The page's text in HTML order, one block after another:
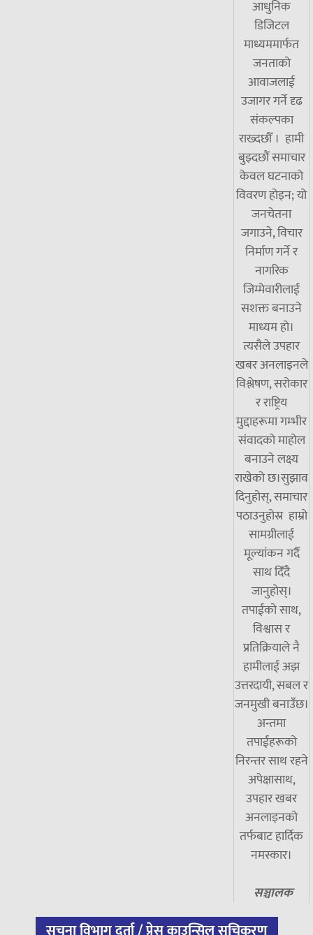
आधुनिक
डिजिटल
माध्यममार्फत
जनताको
आवाजलाई
उजागर गर्ने दृढ
संकल्पका
राख्दछौँ । हामी
बुझ्दछौं समाचार
केवल घटनाको
विवरण होइन; यो
जनचेतना
जगाउने, विचार
निर्माण गर्ने र
नागरिक
जिम्मेवारीलाई
सशक्त बनाउने
माध्यम हो।
त्यसैले उपहार
खबर अनलाइनले
विश्लेषण, सरोकार
र राष्ट्रिय
मुद्दाहरूमा गम्भीर
संवादको माहोल
बनाउने लक्ष्य
राखेको छ।सुझाव
दिनुहोस्, समाचार
पठाउनुहोस्र हाम्रो
सामग्रीलाई
मूल्यांकन गर्दै
साथ दिँदै
जानुहोस्।
तपाईंको साथ,
विश्वास र
प्रतिक्रियाले नै
हामीलाई अझ
उत्तरदायी, सबल र
जनमुखी बनाउँछ।
अन्तमा
तपाईंहरूको
निरन्तर साथ रहने
अपेक्षासाथ,
उपहार खबर
अनलाइनको
तर्फबाट हार्दिक
नमस्कार।
सञ्चालक